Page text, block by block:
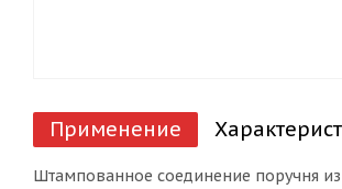
Применение
Штампованное соединение поручня